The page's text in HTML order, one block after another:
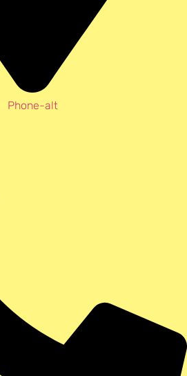
Phone-alt